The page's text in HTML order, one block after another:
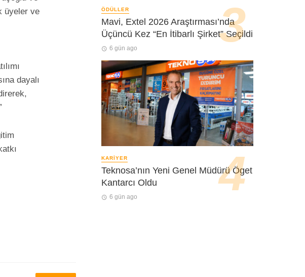
üyeler ve
dayalı
ÖDÜLLER
Mavi, Extel 2026 Araştırması’nda
Üçüncü Kez “En İtibarlı Şirket” Seçildi
6 gün ago
KARIYER
Teknosa’nın Yeni Genel Müdürü Öget
Kantarcı Oldu
6 gün ago